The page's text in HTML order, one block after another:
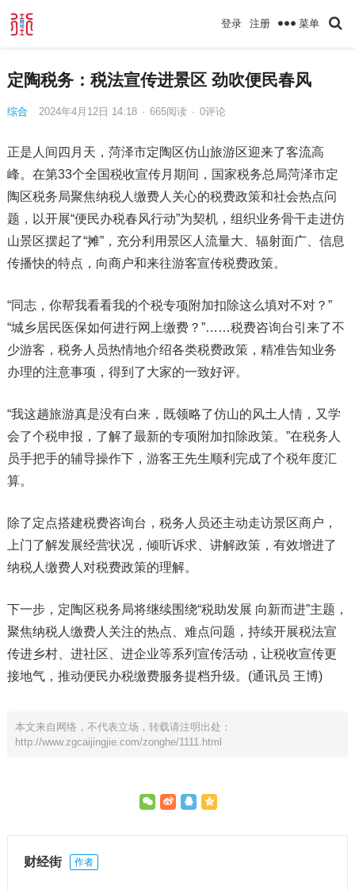
登录 注册 菜单
定陶税务：税法宣传进景区 劲吹便民春风
综合 2024年4月12日 14:18 · 665阅读 · 0评论
正是人间四月天，菏泽市定陶区仿山旅游区迎来了客流高
峰。在第33个全国税收宣传月期间，国家税务总局菏泽市定
陶区税务局聚焦纳税人缴费人关心的税费政策和社会热点问
题，以开展“便民办税春风行动”为契机，组织业务骨干走进仿
山景区摆起了“摊”，充分利用景区人流量大、辐射面广、信息
传播快的特点，向商户和来往游客宣传税费政策。
“同志，你帮我看看我的个税专项附加扣除这么填对不对？”
“城乡居民医保如何进行网上缴费？”……税费咨询台引来了不
少游客，税务人员热情地介绍各类税费政策，精准告知业务
办理的注意事项，得到了大家的一致好评。
“我这趟旅游真是没有白来，既领略了仿山的风土人情，又学
会了个税申报，了解了最新的专项附加扣除政策。”在税务人
员手把手的辅导操作下，游客王先生顺利完成了个税年度汇
算。
除了定点搭建税费咨询台，税务人员还主动走访景区商户，
上门了解发展经营状况，倾听诉求、讲解政策，有效增进了
纳税人缴费人对税费政策的理解。
下一步，定陶区税务局将继续围绕“税助发展 向新而进”主题，
聚焦纳税人缴费人关注的热点、难点问题，持续开展税法宣
传进乡村、进社区、进企业等系列宣传活动，让税收宣传更
接地气，推动便民办税缴费服务提档升级。(通讯员 王博)
本文来自网络，不代表立场，转载请注明出处：
http://www.zgcaijingjie.com/zonghe/1111.html
财经街 作者